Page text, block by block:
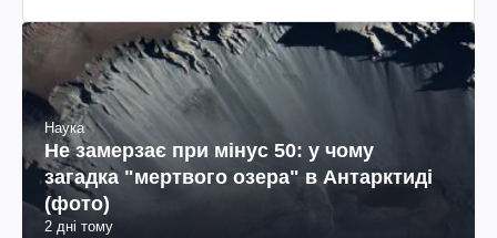
Наука
Не замерзає при мінус 50: у чому
загадка "мертвого озера" в Антарктиді
(фото)
2 дні тому